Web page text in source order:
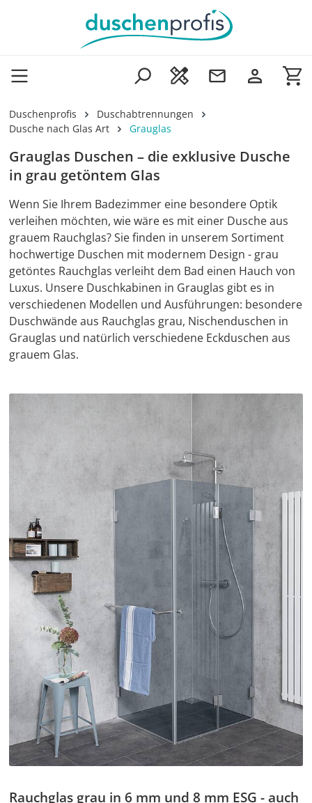
Zum Hauptinhalt springen
Duschenprofis
Duschabtrennungen
Dusche nach Glas Art
Grauglas
Grauglas Duschen – die exklusive Dusche
in grau getöntem Glas
Wenn Sie Ihrem Badezimmer eine besondere Optik
verleihen möchten, wie wäre es mit einer Dusche aus
grauem Rauchglas? Sie finden in unserem Sortiment
hochwertige Duschen mit modernem Design - grau
getöntes Rauchglas verleiht dem Bad einen Hauch von
Luxus. Unsere Duschkabinen in Grauglas gibt es in
verschiedenen Modellen und Ausführungen: besondere
Duschwände aus Rauchglas grau, Nischenduschen in
Grauglas und natürlich verschiedene Eckduschen aus
grauem Glas.
Rauchglas grau in 6 mm und 8 mm ESG - auch